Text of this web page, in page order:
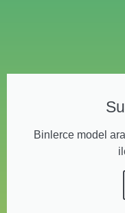
Binlerce model